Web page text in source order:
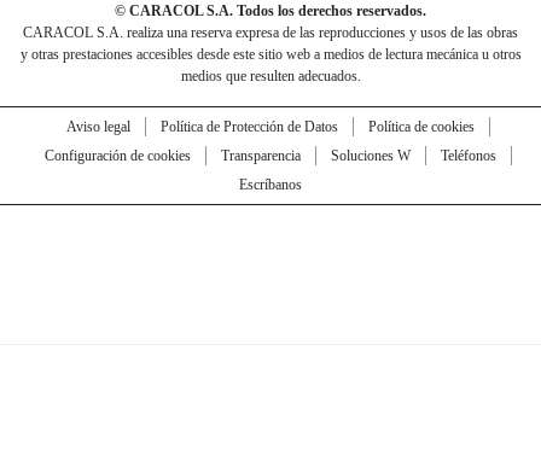
© CARACOL S.A. Todos los derechos reservados.
CARACOL S.A. realiza una reserva expresa de las reproducciones y usos de las obras
y otras prestaciones accesibles desde este sitio web a medios de lectura mecánica u otros
medios que resulten adecuados.
Aviso legal Política de Protección de Datos
Política de cookies
Configuración de cookies
Transparencia Soluciones W
Teléfonos
Escríbanos